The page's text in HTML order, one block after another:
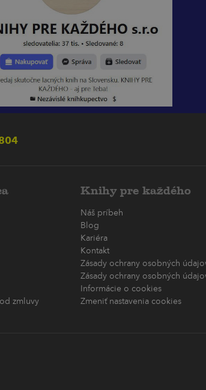
zmluvy
Knihy pre každého
Náš príbeh
Blog
Kariéra
Kontakt
Zásady ochrany osobných
Zásady ochrany osobných
Informácie o cookies
Zmeniť nastavenia cookies